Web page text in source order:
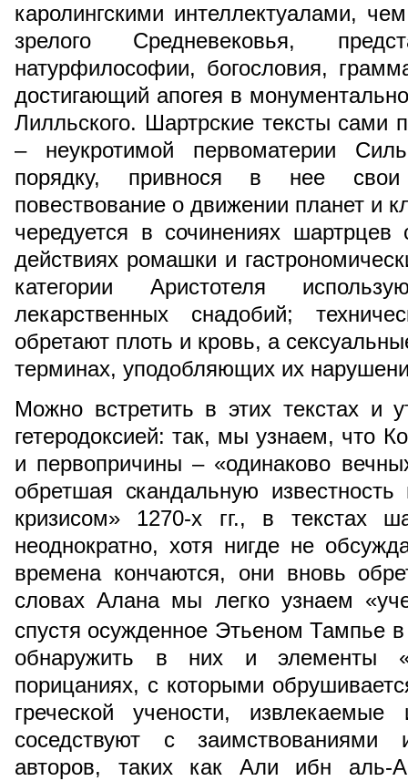
каролингскими интеллектуалами,
зрелого Средневековья,
натурфилософии, богословия,
достигающий апогея в
Лилльского. Шартрские тексты
– неукротимой первоматерии
порядку, привнося в нее свои
повествование о движении планет и
чередуется в сочинениях
действиях ромашки и
категории Аристотеля
лекарственных снадобий;
обретают плоть и кровь, а
терминах, уподобляющих их
Можно встретить в этих текстах и
гетеродоксией: так, мы узнаем, что
и первопричины – «одинаково
обретшая скандальную
кризисом» 1270-х гг., в текстах
неоднократно, хотя нигде не
времена кончаются, они вновь
словах Алана мы легко узнаем
спустя осужденное Этьеном Тампье
обнаружить в них и элементы
порицаниях, с которыми
греческой учености,
соседствуют с заимствованиями
авторов, таких как Али ибн аль-